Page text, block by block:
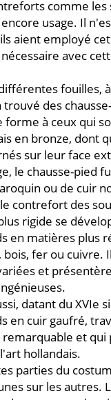
comme les
usage. Il
aient employé
avec
fouilles,
trouvé des
forme à ceux qui
en bronze, dont
sur leur face
le chausse-pied
ou de cuir
contrefort des
rigide se
en matières plus
bois, fer ou cuivre.
et
datant du XVIe
en cuir gaufré,
et qui
hollandais.
parties du
sur les autres.